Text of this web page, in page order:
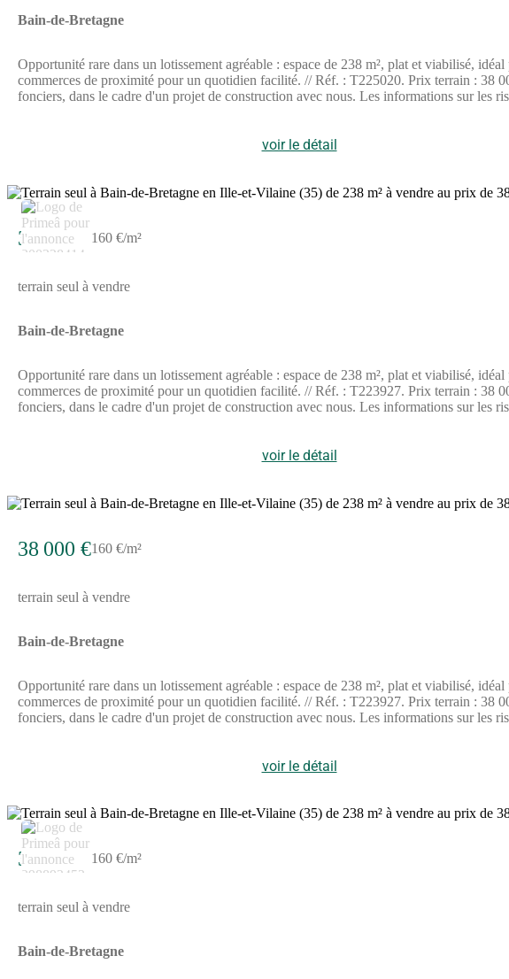
Bain-de-Bretagne
Opportunité rare dans un lotissement agréable : espace de 238 m², plat et viabilisé,
commerces de proximité pour un quotidien facilité. // Réf. : T225020. Prix terrain : 38
fonciers, dans le cadre d'un projet de construction avec nous. Les informations sur les
voir le détail
38 000 € 160 €/m²
terrain seul à vendre
Bain-de-Bretagne
Opportunité rare dans un lotissement agréable : espace de 238 m², plat et viabilisé,
commerces de proximité pour un quotidien facilité. // Réf. : T223927. Prix terrain : 38
fonciers, dans le cadre d'un projet de construction avec nous. Les informations sur les
voir le détail
38 000 €160 €/m²
terrain seul à vendre
Bain-de-Bretagne
Opportunité rare dans un lotissement agréable : espace de 238 m², plat et viabilisé,
commerces de proximité pour un quotidien facilité. // Réf. : T223927. Prix terrain : 38
fonciers, dans le cadre d'un projet de construction avec nous. Les informations sur les
voir le détail
38 000 € 160 €/m²
terrain seul à vendre
Bain-de-Bretagne